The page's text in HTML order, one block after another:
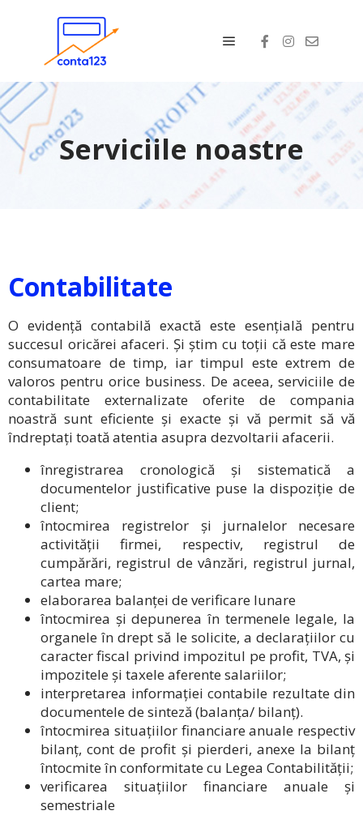
Serviciile noastre
Contabilitate
O evidență contabilă exactă este esențială pentru
succesul oricărei afaceri. Și știm cu toții că este mare
consumatoare de timp, iar timpul este extrem de
valoros pentru orice business. De aceea, serviciile de
contabilitate externalizate oferite de compania
noastră sunt eficiente și exacte și vă permit să vă
îndreptați toată atentia asupra dezvoltarii afacerii.
înregistrarea cronologică și sistematică a
documentelor justificative puse la dispoziție de
client;
întocmirea registrelor și jurnalelor necesare
activității firmei, respectiv, registrul de
cumpărări, registrul de vânzări, registrul jurnal,
cartea mare;
elaborarea balanței de verificare lunare
întocmirea și depunerea în termenele legale, la
organele în drept să le solicite, a declarațiilor cu
caracter fiscal privind impozitul pe profit, TVA, și
impozitele și taxele aferente salariilor;
interpretarea informației contabile rezultate din
documentele de sinteză (balanța/ bilanț).
întocmirea situațiilor financiare anuale respectiv
bilanț, cont de profit și pierderi, anexe la bilanț
întocmite în conformitate cu Legea Contabilității;
verificarea situațiilor financiare anuale și
semestriale